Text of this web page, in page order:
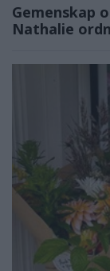
Gemenskap
Nathalie